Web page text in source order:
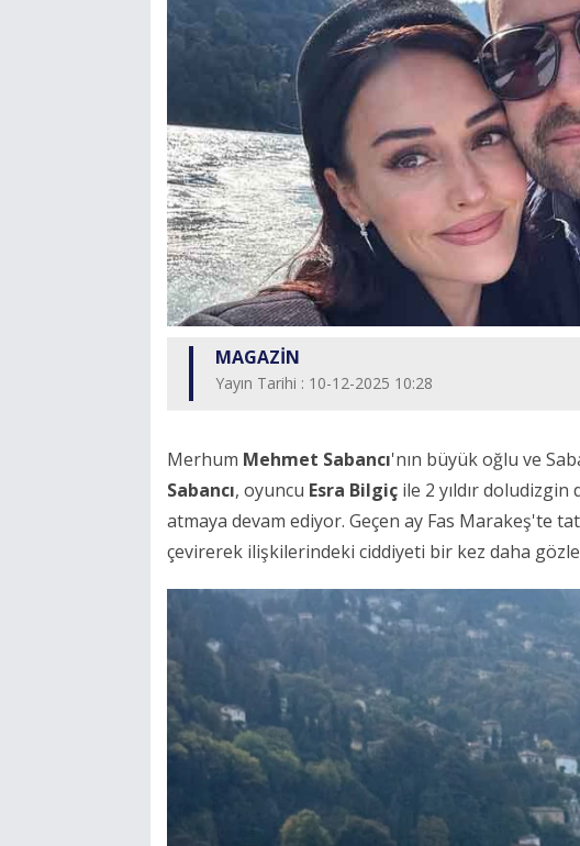
MAGAZİN
Yayın Tarihi : 10-12-2025 10:28
Merhum Mehmet Sabancı'nın büyük oğlu ve
Sabancı, oyuncu Esra Bilgiç ile 2 yıldır doludizgin
atmaya devam ediyor. Geçen ay Fas Marakeş'te
çevirerek ilişkilerindeki ciddiyeti bir kez daha